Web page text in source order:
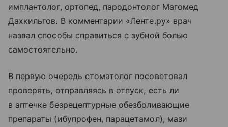
имплантолог, ортопед, пародонтолог Магомед
Дахкильгов. В комментарии «Ленте.ру» врач
назвал способы справиться с зубной болью
самостоятельно.
В первую очередь стоматолог посоветовал
проверять, отправляясь в отпуск, есть ли
в аптечке безрецептурные обезболивающие
препараты (ибупрофен, парацетамол), мази